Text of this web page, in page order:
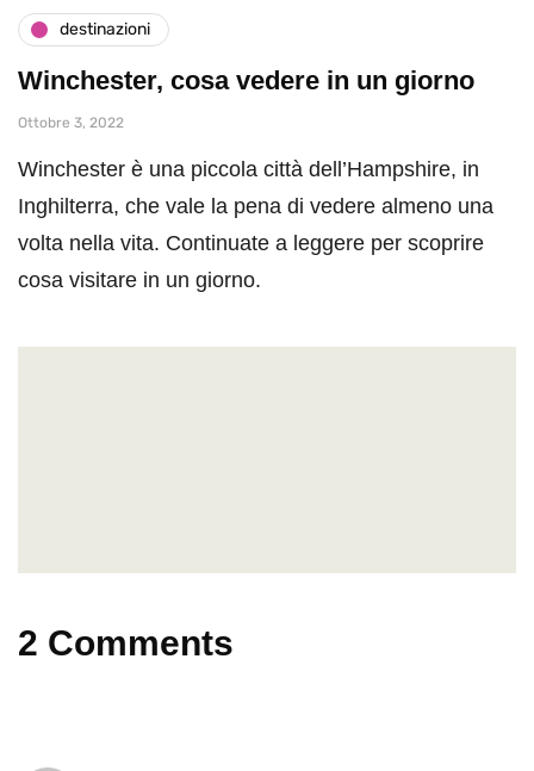
destinazioni
Winchester, cosa vedere in un giorno
Ottobre 3, 2022
Winchester è una piccola città dell’Hampshire, in
Inghilterra, che vale la pena di vedere almeno una
volta nella vita. Continuate a leggere per scoprire
cosa visitare in un giorno.
2 Comments